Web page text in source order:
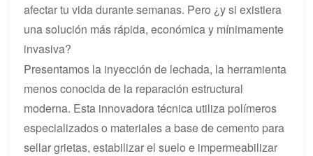
afectar tu vida durante semanas. Pero ¿y si existiera
una solución más rápida, económica y mínimamente
invasiva?
Presentamos la inyección de lechada, la herramienta
menos conocida de la reparación estructural
moderna. Esta innovadora técnica utiliza polímeros
especializados o materiales a base de cemento para
sellar grietas, estabilizar el suelo e impermeabilizar